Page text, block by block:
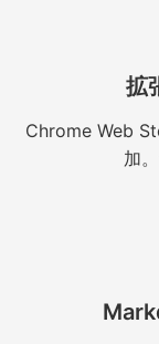
拡
Chrome Web
加